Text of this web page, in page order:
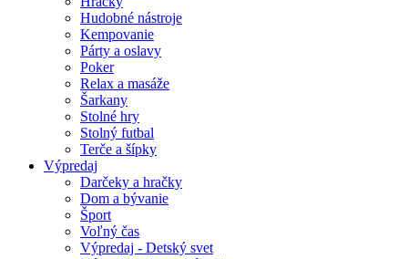
Hudobné nástroje
Kempovanie
Párty a oslavy
Poker
Relax a masáže
Šarkany
Stolné hry
Stolný futbal
Terče a šípky
Výpredaj
Darčeky a hračky
Dom a bývanie
Šport
Voľný čas
Výpredaj - Detský svet